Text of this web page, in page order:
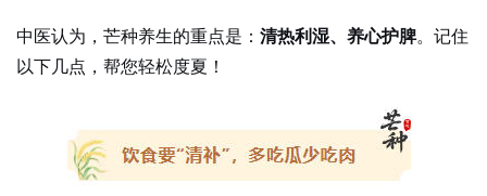
中医认为，芒种养生的重点是： 清热利湿、养心护脾。记住
以下几点，帮您轻松度夏！